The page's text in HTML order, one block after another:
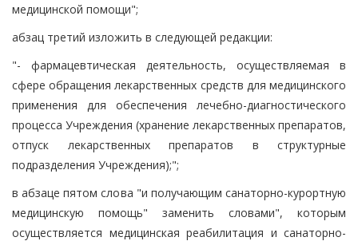
медицинской помощи";
абзац третий изложить в следующей редакции:
"- фармацевтическая деятельность, осуществляемая в
сфере обращения лекарственных средств для медицинского
применения для обеспечения лечебно-диагностического
процесса Учреждения (хранение лекарственных препаратов,
отпуск лекарственных препаратов в структурные
подразделения Учреждения);";
в абзаце пятом слова "и получающим санаторно-курортную
медицинскую помощь" заменить словами", которым
осуществляется медицинская реабилитация и санаторно-